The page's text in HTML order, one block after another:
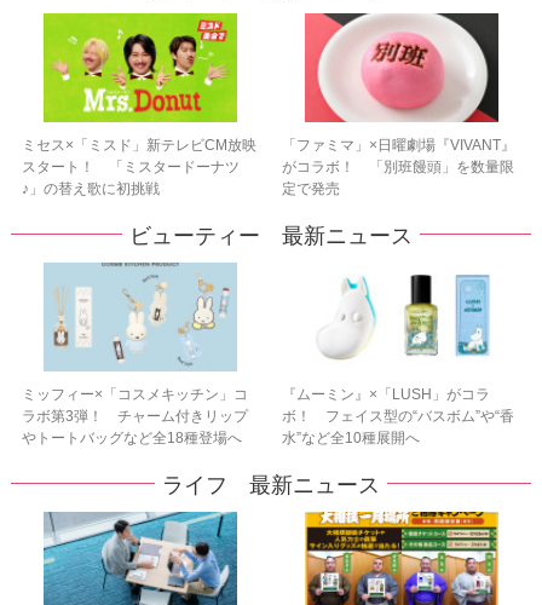
ミセス×「ミスド」新テレビCM放映
スタート！ 「ミスタードーナツ
♪」の替え歌に初挑戦
「ファミマ」×日曜劇場『VIVANT』
がコラボ！ 「別班饅頭」を数量限
定で発売
ビューティー 最新ニュース
ミッフィー×「コスメキッチン」コ
ラボ第3弾！ チャーム付きリップ
やトートバッグなど全18種登場へ
『ムーミン』×「LUSH」がコラ
ボ！ フェイス型の“バスボム”や“香
水”など全10種展開へ
ライフ 最新ニュース